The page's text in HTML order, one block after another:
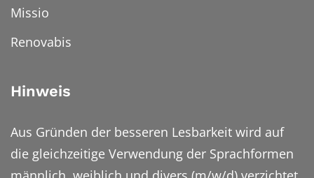
Missio
Renovabis
Hinweis
Aus Gründen der besseren Lesbarkeit wird auf
die gleichzeitige Verwendung der Sprachformen